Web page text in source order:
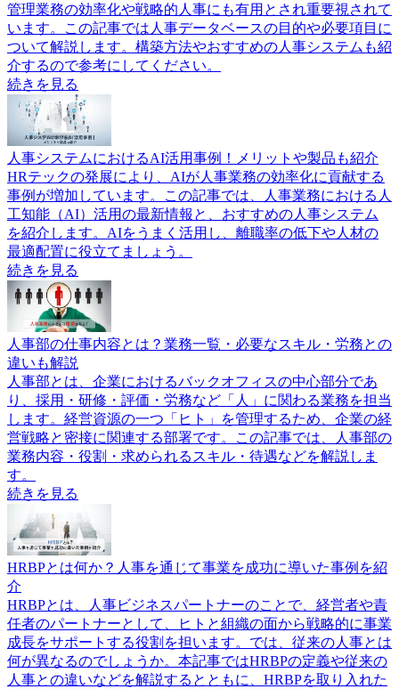
管理業務の効率化や戦略的人事にも有用とされ重要視されて
います。この記事では人事データベースの目的や必要項目に
ついて解説します。構築方法やおすすめの人事システムも紹
介するので参考にしてください。
続きを見る
人事システムにおけるAI活用事例！メリットや製品も紹介
HRテックの発展により、AIが人事業務の効率化に貢献する
事例が増加しています。この記事では、人事業務における人
工知能（AI）活用の最新情報と、おすすめの人事システム
を紹介します。AIをうまく活用し、離職率の低下や人材の
最適配置に役立てましょう。
続きを見る
人事部の仕事内容とは？業務一覧・必要なスキル・労務との
違いも解説
人事部とは、企業におけるバックオフィスの中心部分であ
り、採用・研修・評価・労務など「人」に関わる業務を担当
します。経営資源の一つ「ヒト」を管理するため、企業の経
営戦略と密接に関連する部署です。この記事では、人事部の
業務内容・役割・求められるスキル・待遇などを解説しま
す。
続きを見る
HRBPとは何か？人事を通じて事業を成功に導いた事例を紹
介
HRBPとは、人事ビジネスパートナーのことで、経営者や責
任者のパートナーとして、ヒトと組織の面から戦略的に事業
成長をサポートする役割を担います。では、従来の人事とは
何が異なるのでしょうか。本記事ではHRBPの定義や従来の
人事との違いなどを解説するとともに、HRBPを取り入れた